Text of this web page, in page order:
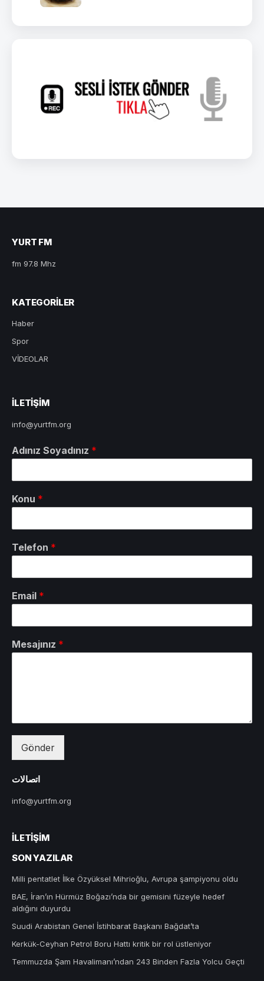
YURT FM
fm 97.8 Mhz
KATEGORILER
Haber
Spor
VİDEOLAR
ILETIŞIM
info@yurtfm.org
Adınız Soyadınız *
Konu *
Telefon *
Email *
Mesajınız *
Gönder
اتصالات
info@yurtfm.org
İLETIŞIM
SON YAZILAR
Milli pentatlet İlke Özyüksel Mihrioğlu, Avrupa şampiyonu oldu
BAE, İran’ın Hürmüz Boğazı’nda bir gemisini füzeyle hedef
aldığını duyurdu
Suudi Arabistan Genel İstihbarat Başkanı Bağdat’ta
Kerkük-Ceyhan Petrol Boru Hattı kritik bir rol üstleniyor
Temmuzda Şam Havalimanı’ndan 243 Binden Fazla Yolcu Geçti